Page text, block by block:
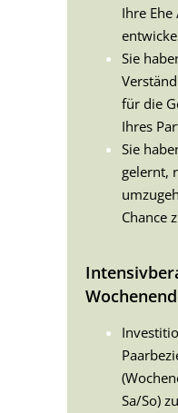
Ihre
Sie
für die
Ihres
Sie
gelernt,
Chance
Sa/So)